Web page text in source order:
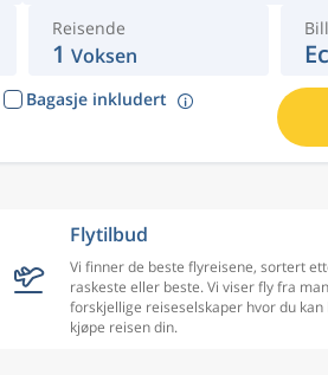
Reisende
1 Voksen
Bagasje inkludert
Flytilbud
Vi finner de beste flyreisene, sortert
raskeste eller beste. Vi viser fly fra
forskjellige reiseselskaper hvor du kan
kjøpe reisen din.